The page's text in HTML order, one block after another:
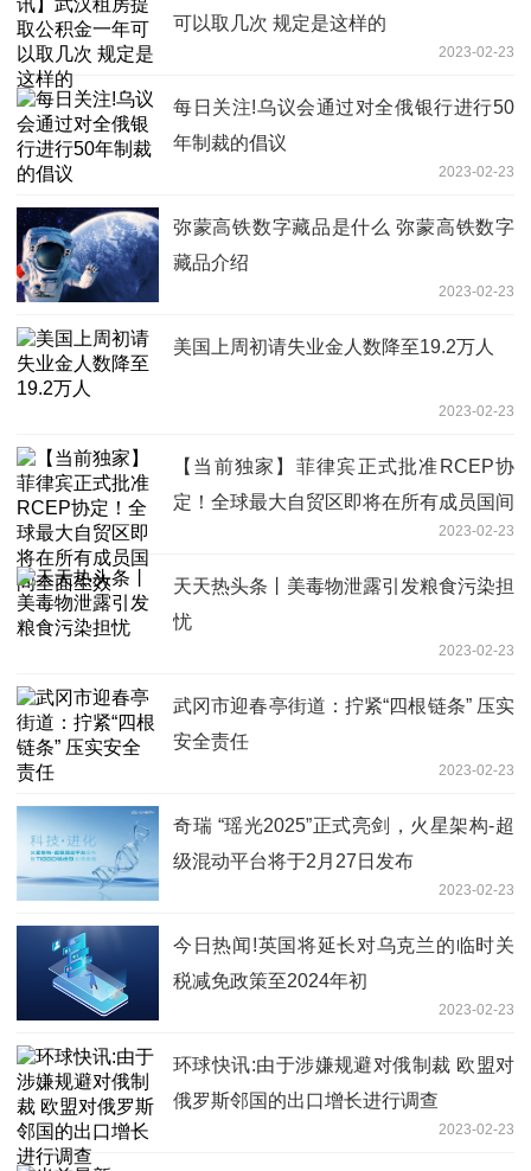
可以取几次 规定是这样的
2023-02-23
每日关注!乌议会通过对全俄银行进行50
年制裁的倡议
2023-02-23
弥蒙高铁数字藏品是什么 弥蒙高铁数字
藏品介绍
2023-02-23
美国上周初请失业金人数降至19.2万人
2023-02-23
【当前独家】菲律宾正式批准RCEP协
定！全球最大自贸区即将在所有成员国间
2023-02-23
天天热头条丨美毒物泄露引发粮食污染担
忧
2023-02-23
武冈市迎春亭街道：拧紧“四根链条” 压实
安全责任
2023-02-23
奇瑞 “瑶光2025”正式亮剑，火星架构-超
级混动平台将于2月27日发布
2023-02-23
今日热闻!英国将延长对乌克兰的临时关
税减免政策至2024年初
2023-02-23
环球快讯:由于涉嫌规避对俄制裁 欧盟对
俄罗斯邻国的出口增长进行调查
2023-02-23